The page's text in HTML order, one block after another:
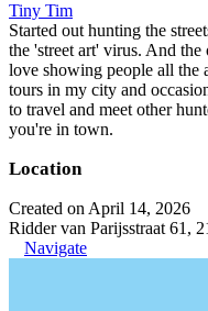
Tiny Tim
Started out hunting the
the 'street art' virus. And
love showing people all the
tours in my city and
to travel and meet other
you're in town.
Location
Created on April 14, 2026
Ridder van Parijsstraat 61,
Navigate